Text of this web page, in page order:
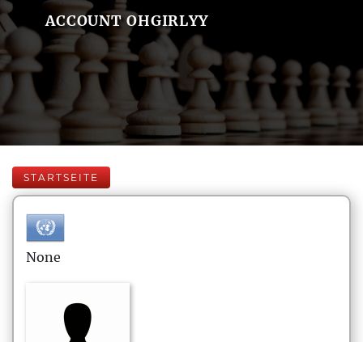
ACCOUNT OHGIRLYY
STARTSEITE
None